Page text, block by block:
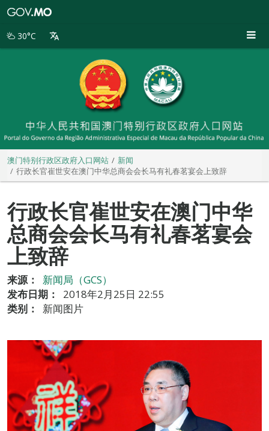
别
30°C
澳门特别行政区政府入口网站
新闻
行政长官崔世安在澳门中华总商会会长马有礼春茗宴会上致辞
行政长官崔世安在澳门中华
总商会会长马有礼春茗宴会
上致辞
来源：
新闻局（GCS）
发布日期：
2018年2月25日 22:55
类别：
新闻图片